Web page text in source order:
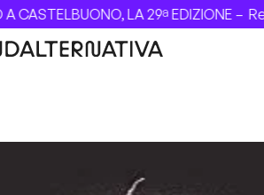
LA 29ª EDIZIONE –